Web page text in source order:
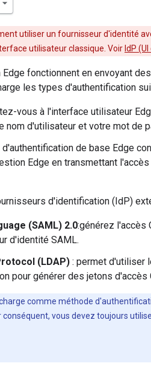
utiliser un fournisseur d'identité
utilisateur classique. Voir IdP
fonctionnent en envoyant
les types d'authentification
vous à l'interface utilisateur
nom d'utilisateur et votre mot de
de base Edge
Edge en transmettant
d'identification (IdP)
(SAML) 2.0:générez l'accès
d'identité SAML.
(LDAP) : permet d'utiliser
pour générer des jetons d'accès
comme méthode
vous devez toujours